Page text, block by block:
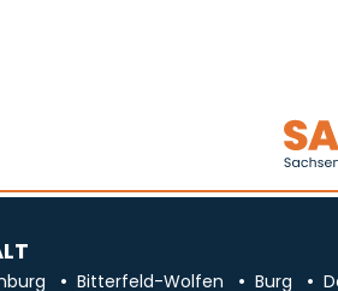
Bitterfeld-Wolfen Burg